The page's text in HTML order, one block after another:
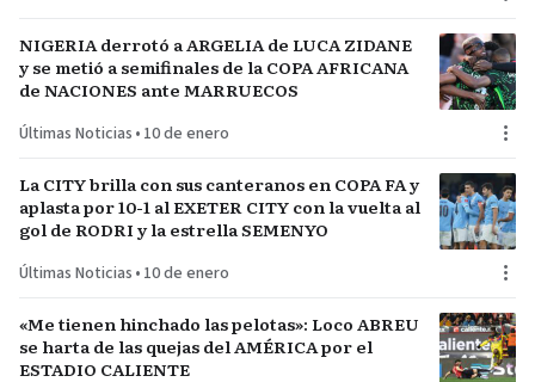
NIGERIA derrotó a ARGELIA de LUCA ZIDANE
y se metió a semifinales de la COPA AFRICANA
de NACIONES ante MARRUECOS
Últimas Noticias • 10 de enero
La CITY brilla con sus canteranos en COPA FA y
aplasta por 10-1 al EXETER CITY con la vuelta al
gol de RODRI y la estrella SEMENYO
Últimas Noticias • 10 de enero
«Me tienen hinchado las pelotas»: Loco ABREU
se harta de las quejas del AMÉRICA por el
ESTADIO CALIENTE